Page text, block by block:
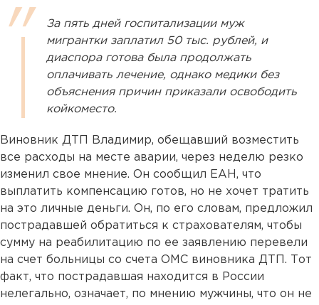
За пять дней госпитализации муж
мигрантки заплатил 50 тыс. рублей, и
диаспора готова была продолжать
оплачивать лечение, однако медики без
объяснения причин приказали освободить
койкоместо.
Виновник ДТП Владимир, обещавший возместить
все расходы на месте аварии, через неделю резко
изменил свое мнение. Он сообщил ЕАН, что
выплатить компенсацию готов, но не хочет тратить
на это личные деньги. Он, по его словам, предложил
пострадавшей обратиться к страхователям, чтобы
сумму на реабилитацию по ее заявлению перевели
на счет больницы со счета ОМС виновника ДТП. Тот
факт, что пострадавшая находится в России
нелегально, означает, по мнению мужчины, что он не